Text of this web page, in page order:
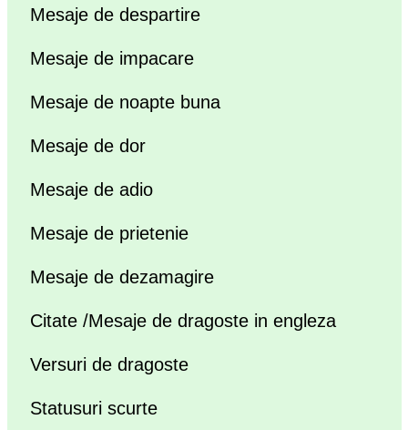
Mesaje de despartire
Mesaje de impacare
Mesaje de noapte buna
Mesaje de dor
Mesaje de adio
Mesaje de prietenie
Mesaje de dezamagire
Citate /Mesaje de dragoste in engleza
Versuri de dragoste
Statusuri scurte